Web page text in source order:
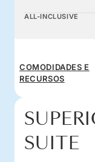
ALL-INCLUSIVE
COMODIDADES E
RECURSOS
SUITE